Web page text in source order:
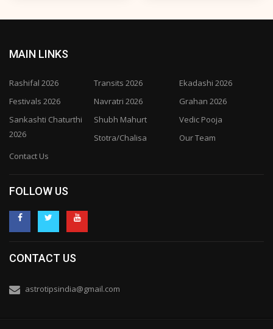
MAIN LINKS
Rashifal 2026 Transits 2026
Ekadashi 2026
Festivals 2026
Navratri 2026
Grahan 2026
Sankashti Chaturthi
2026
Shubh Mahurt
Vedic Pooja
Stotra/Chalisa
Our Team
Contact Us
FOLLOW US
CONTACT US
astrotipsindia@gmail.com